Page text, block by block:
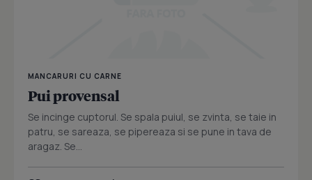
MANCARURI CU CARNE
Pui provensal
Se incinge cuptorul. Se spala puiul, se zvinta, se taie in
patru, se sareaza, se pipereaza si se pune in tava de
aragaz. Se...